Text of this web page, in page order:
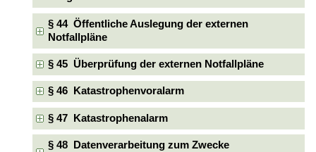
§ 44 Öffentliche Auslegung der externen
Notfallpläne
§ 45 Überprüfung der externen Notfallpläne
§ 46 Katastrophenvoralarm
§ 47 Katastrophenalarm
§ 48 Datenverarbeitung zum Zwecke